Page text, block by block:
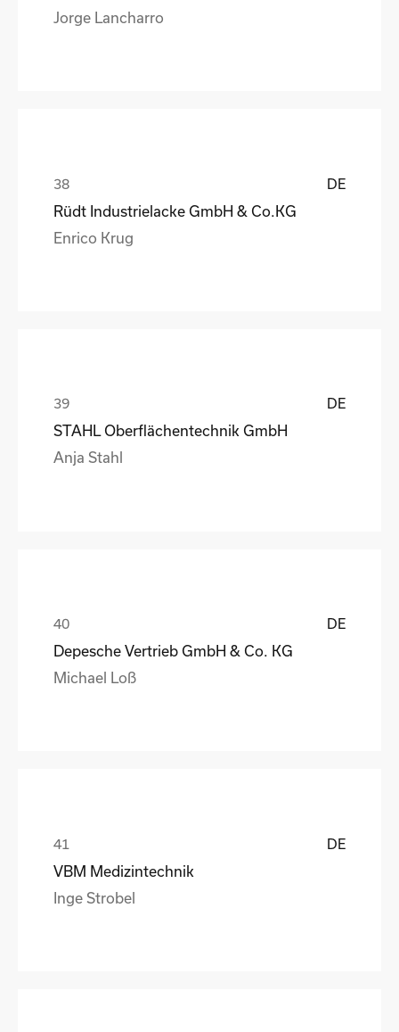
Jorge Lancharro
DE
Rüdt Industrielacke GmbH & Co.KG
Enrico Krug
DE
STAHL Oberflächentechnik GmbH
Anja Stahl
DE
Depesche Vertrieb GmbH & Co. KG
Michael Loß
DE
VBM Medizintechnik
Inge Strobel